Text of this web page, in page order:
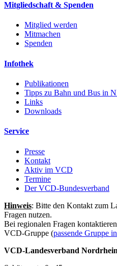
Mitgliedschaft & Spenden
Mitglied werden
Mitmachen
Spenden
Infothek
Publikationen
Tipps zu Bahn und Bus in
Links
Downloads
Service
Presse
Kontakt
Aktiv im VCD
Termine
Der VCD-Bundesverband
Hinweis: Bitte den Kontakt zum
Fragen nutzen.
Bei regionalen Fragen
VCD-Gruppe (passende Gruppe
VCD-Landesverband